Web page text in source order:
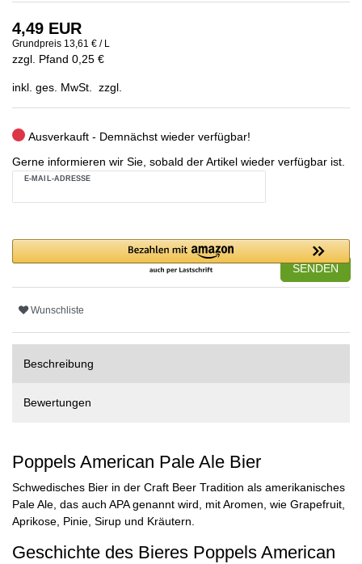
4,49 EUR
Grundpreis 13,61 € / L
zzgl. Pfand 0,25 €
inkl. ges. MwSt. zzgl.
Ausverkauft - Demnächst wieder verfügbar!
Gerne informieren wir Sie, sobald der Artikel wieder verfügbar ist.
E-MAIL-ADRESSE
SENDEN
Wunschliste
Beschreibung
Bewertungen
Poppels American Pale Ale Bier
Schwedisches Bier in der Craft Beer Tradition als amerikanisches
Pale Ale, das auch APA genannt wird, mit Aromen, wie Grapefruit,
Aprikose, Pinie, Sirup und Kräutern.
Geschichte des Bieres Poppels American